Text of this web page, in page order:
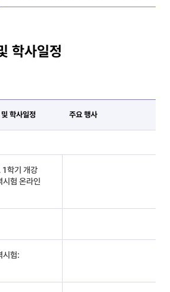
학사일정
학사일정 주요 행사
학기 개강
시험 온라인
시험: